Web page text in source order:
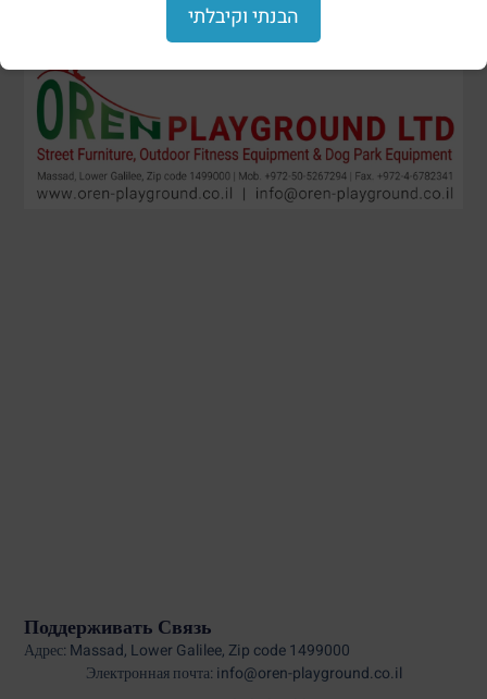
Поддерживать Связь
Адрес: Massad, Lower Galilee, Zip code 1499000
Электронная почта: info@oren-playground.co.il
הבנתי וקיבלתי